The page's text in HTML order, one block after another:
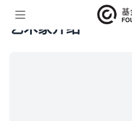

艺术家介绍